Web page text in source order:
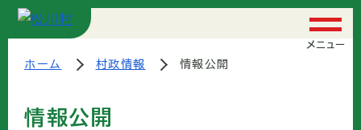
メニュー
ホーム 村政情報 情報公開
情報公開